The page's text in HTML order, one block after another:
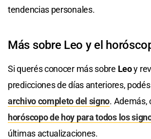
tendencias personales.
Más sobre Leo y el
Si querés conocer más sobre Leoy
predicciones de días anteriores,
archivo completo del signo. Además,
horóscopo de hoy para todos los
últimas actualizaciones.